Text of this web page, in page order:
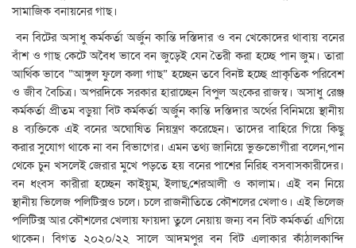
সামাজিক বনায়নের গাছ।
বন বিটের অসাধু কর্মকর্তা অর্জুন কান্তি দস্তিদার ও বন খেকোদের থাবায় বনের
বাঁশ ও গাছ কেটে অবৈধ ভাবে বন জুড়েই যেন তৈরী করা হচ্ছে পান জুম। তারা
আর্থিক ভাবে “আঙ্গুল ফুলে কলা গাছ” হচ্ছেন তবে বিনষ্ট হচ্ছে প্রাকৃতিক পরিবেশ
ও জীব বৈচিত্র। অপরদিকে সরকার হারাচ্ছেন বিপুল অংকের রাজস্ব। অসাধু রেঞ্জ
কর্মকর্তা প্রীতম বড়ুয়া বিট কর্মকর্তা অর্জুন কান্তি দস্তিদার অর্থের বিনিময়ে স্থানীয়
৪ ব্যক্তিকে এই বনের অঘোষিত নিয়ন্ত্রণ করেছেন। তাদের বাহিরে গিয়ে কিছু
করার সুযোগ থাকে না বন বিভাগের। এমন তথ্য জানিয়ে ভুক্তভোগীরা বলেন,পান
থেকে চুন খসলেই জেরার মুখে পড়তে হয় বনের পাশের নিরিহ বসবাসকারীদের।
বন ধংবস কারীরা হচ্ছেন কাইয়ুম, ইলাছ,শেরআলী ও কালাম। এই বন নিয়ে
স্থানীয় ভিলেজ পলিটিক্সও চলে। চলে রাজনীতিতে কৌশলের খেলাও। এই ভিলেজ
পলিটিক্স আর কৌশলের খেলায় ফায়দা তুলে নেয়ায় জন্য বন বিট কর্মকর্তা এগিয়ে
থাকেন। বিগত ২০২০/২২ সালে আদমপুর বন বিট এলাকার কাঁঠালকান্দি